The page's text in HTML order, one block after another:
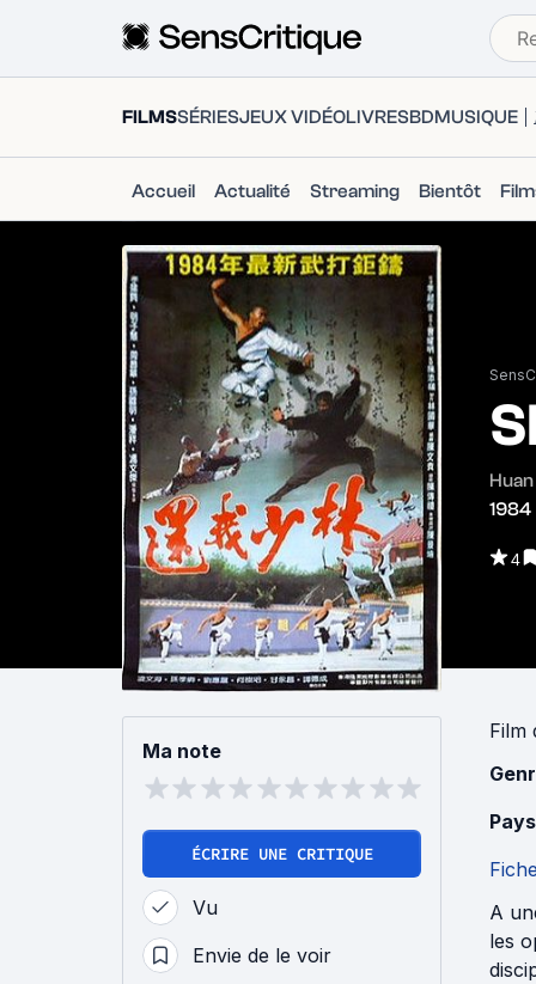
FILMSSÉRIESJEUX VIDÉOLIVRESBDMUSIQUE
Accueil Actualité Streaming Bientôt
1984
4
Ma note
ÉCRIRE UNE CRITIQUE
Vu
Envie de le voir
Film
A
les